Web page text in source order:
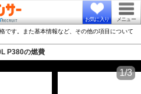
お気に入り メニュー
です。また基本情報など、その他の項目について
P380の燃費
1/3